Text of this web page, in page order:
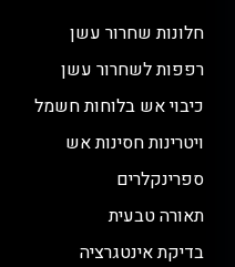
חלונות שחרור עשן
רפפות לשחרור עשן
כיבוי אש בלוחות חשמל
ויטרינות חסינות אש
ספרינקלרים
תאורה טבעית
בדיקת אינטגרציה